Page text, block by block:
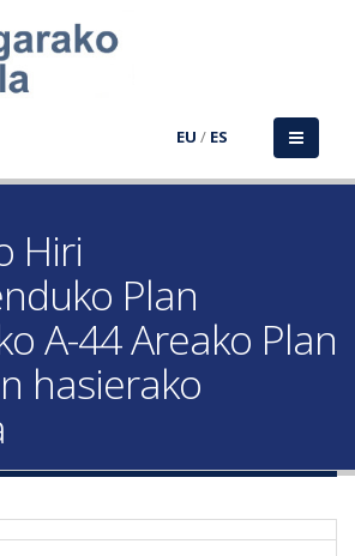
EU / ES
Hiri
Plan
A-44 Areako Plan
hasierako